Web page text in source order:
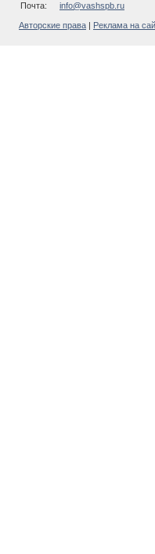
Почта:
info@vashspb.ru
Авторские права Реклама на